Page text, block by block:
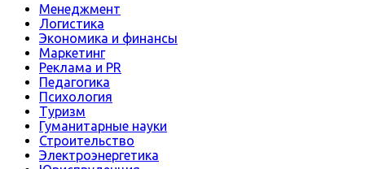
Менеджмент
Логистика
Экономика и финансы
Маркетинг
Реклама и PR
Педагогика
Психология
Туризм
Гуманитарные науки
Строительство
Электроэнергетика